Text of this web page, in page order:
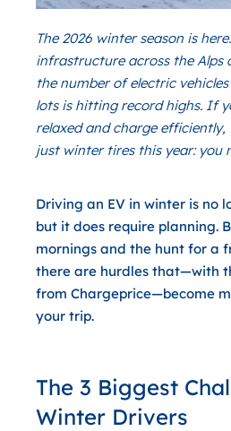
The 2026 winter season is
infrastructure across the Alps
the number of electric
lots is hitting record highs. If
relaxed and charge
just winter tires this year: you
Driving an EV in winter is no
but it does require planning.
mornings and the hunt for a
there are hurdles that—with
from Chargeprice—become
your trip.
The 3 Biggest
Winter Drivers